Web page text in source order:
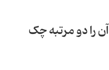
را دو مرتبه چک